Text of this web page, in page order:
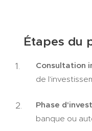
📋 Étapes du
Consultation
de
Phase
banque ou